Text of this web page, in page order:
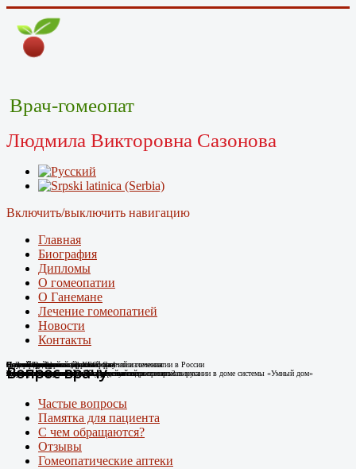
Врач-гомеопат
Людмила Викторовна Сазонова
Включить/выключить навигацию
Главная
Биография
Дипломы
О гомеопатии
О Ганемане
Лечение гомеопатией
Новости
Контакты
Случай Вай-фай
Человек-антенна. Случай излечения.
Я не могу дышать без телефона!
Случай из практики
Новые препараты цифровой эры
Появились случаи плохого самочувствия при использовании в доме системы «Умный дом»
Лечение цифровой зависимости
про игровую зависимость у детей и подростков
К Дню гомеопатии: факты о развитии гомеопатии в России
Остеоартроз.
Случай из практики.
Соли Шюсслера
Какими гомеопатическими средствами что лечить?
Склероатрофический лихен. Случай излечения
Лечение Крауроза вульвы гомеопатией
Случай диабета
Лечение гомеопатией
Новый штамм ковида ХЕС.
Внимание: пришел новый вирусный штамм коронавируса
Вопрос врачу
Частые вопросы
Памятка для пациента
С чем обращаются?
Отзывы
Гомеопатические аптеки